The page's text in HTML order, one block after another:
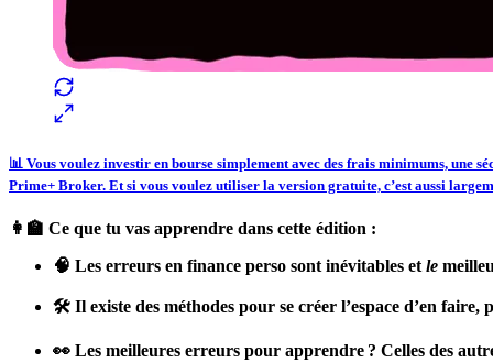
📊 Vous voulez investir en bourse simplement avec des frais minimums, une
Prime+ Broker. Et si vous voulez utiliser la version gratuite, c’est aussi
👩‍🏫 Ce que tu vas apprendre dans cette édition :
🧠 Les erreurs en finance perso sont inévitables et le
🛠️ Il existe des méthodes pour se créer l’espace d’en
👀 Les meilleures erreurs pour apprendre ? Celles des